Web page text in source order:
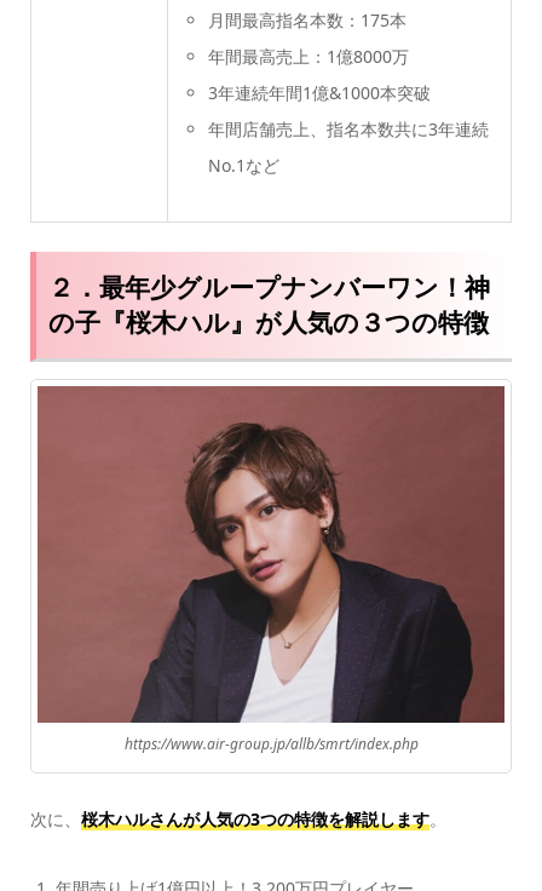
月間最高指名本数：175本
年間最高売上：1億8000万
3年連続年間1億&1000本突破
年間店舗売上、指名本数共に3年連続
No.1など
２．最年少グループナンバーワン！神
の子『桜木ハル』が人気の３つの特徴
https://www.air-group.jp/allb/smrt/index.php
次に、 桜木ハルさんが人気の3つの特徴を解説します。